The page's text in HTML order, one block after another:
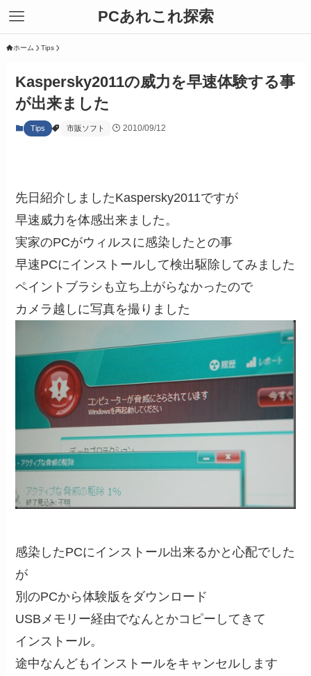
PCあれこれ探索
ホーム Tips
Kaspersky2011の威力を早速体験する事
が出来ました
Tips 市販ソフト 2010/09/12
先日紹介しましたKaspersky2011ですが
早速威力を体感出来ました。
実家のPCがウィルスに感染したとの事
早速PCにインストールして検出駆除してみました
ペイントブラシも立ち上がらなかったので
カメラ越しに写真を撮りました
感染したPCにインストール出来るかと心配でした
が
別のPCから体験版をダウンロード
USBメモリー経由でなんとかコピーしてきて
インストール。
途中なんどもインストールをキャンセルします